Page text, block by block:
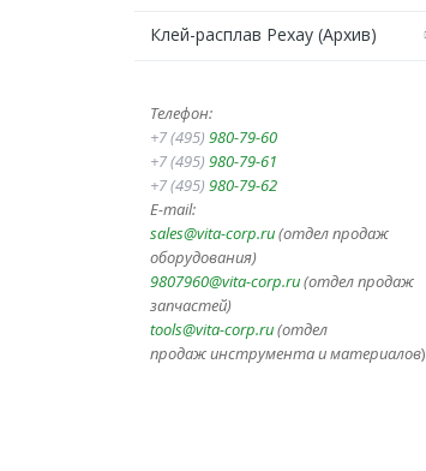
Клей-расплав Рехау (Архив)
Телефон:
+7 (495) 980-79-60
+7 (495) 980-79-61
+7 (495) 980-79-62
E-mail:
sales@vita-corp.ru(отдел продаж
оборудования)
9807960@vita-corp.ru(отдел продаж
запчастей)
tools@vita-corp.ru(отдел
продаж инструмента иматериалов)